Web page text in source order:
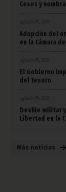
Ceses y
Adopción del
en la Cámara
El Gobierno
del Tesoro
agosto 04, 2026
Desfile militar
Libertad en la
Más noticias